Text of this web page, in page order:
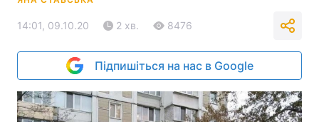
14:01, 09.10.20 2 хв. 8476
Підпишіться на нас в Google